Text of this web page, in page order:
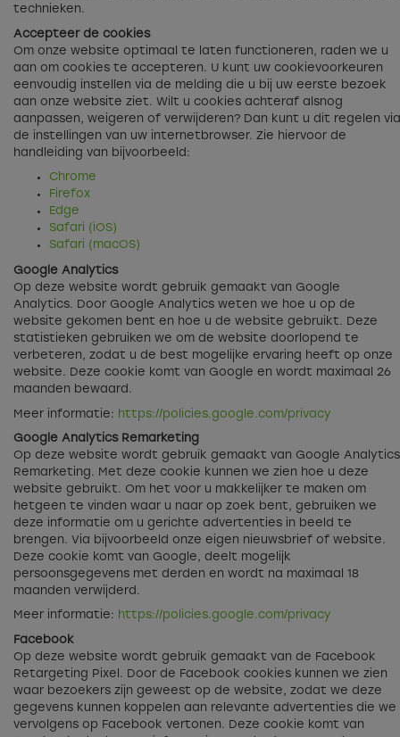
technieken.
Accepteer de cookies
Om onze website optimaal te laten functioneren, raden we u
aan om cookies te accepteren. U kunt uw cookievoorkeuren
eenvoudig instellen via de melding die u bij uw eerste bezoek
aan onze website ziet. Wilt u cookies achteraf alsnog
aanpassen, weigeren of verwijderen? Dan kunt u dit regelen via
de instellingen van uw internetbrowser. Zie hiervoor de
handleiding van bijvoorbeeld:
Chrome
Firefox
Edge
Safari (iOS)
Safari (macOS)
Google Analytics
Op deze website wordt gebruik gemaakt van Google
Analytics. Door Google Analytics weten we hoe u op de
website gekomen bent en hoe u de website gebruikt. Deze
statistieken gebruiken we om de website doorlopend te
verbeteren, zodat u de best mogelijke ervaring heeft op onze
website. Deze cookie komt van Google en wordt maximaal 26
maanden bewaard.
Meer informatie: https://policies.google.com/privacy
Google Analytics Remarketing
Op deze website wordt gebruik gemaakt van Google Analytics
Remarketing. Met deze cookie kunnen we zien hoe u deze
website gebruikt. Om het voor u makkelijker te maken om
hetgeen te vinden waar u naar op zoek bent, gebruiken we
deze informatie om u gerichte advertenties in beeld te
brengen. Via bijvoorbeeld onze eigen nieuwsbrief of website.
Deze cookie komt van Google, deelt mogelijk
persoonsgegevens met derden en wordt na maximaal 18
maanden verwijderd.
Meer informatie: https://policies.google.com/privacy
Facebook
Op deze website wordt gebruik gemaakt van de Facebook
Retargeting Pixel. Door de Facebook cookies kunnen we zien
waar bezoekers zijn geweest op de website, zodat we deze
gegevens kunnen koppelen aan relevante advertenties die we
vervolgens op Facebook vertonen. Deze cookie komt van